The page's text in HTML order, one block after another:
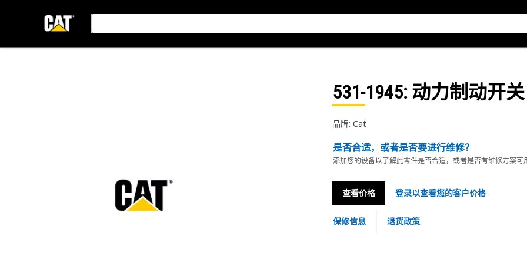
531-1945: 动力制动开关
品牌: Cat
是否合适，或者是否要进行维修？
添加您的设备以了解此零件是否合适，或者是否有维修方案可
查看价格 登录以查看您的客户价格
保修信息 退货政策